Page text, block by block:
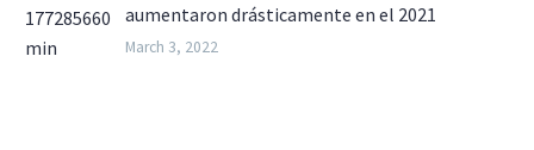
aumentaron drásticamente en el 2021
March 3, 2022